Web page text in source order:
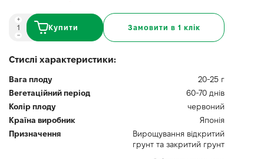
Купити Замовити в 1 клік
Стислі характеристики:
Вага плоду
20-25 г
Вегетаційний період
60-70 днів
Колір плоду
червоний
Країна виробник
Японія
Призначення
Вирощування відкритий
грунт та закритий грунт